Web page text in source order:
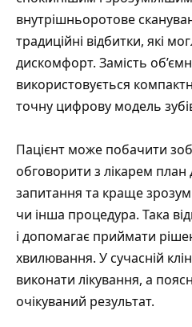
внутрішньоротове
традиційні відбитки, які
дискомфорт. Замість
використовується
точну цифрову модель
Пацієнт може побачити
обговорити з лікарем план
запитання та краще
чи інша процедура. Така
і допомагає приймати
хвилювання. У сучасній
виконати лікування, а
очікуваний результат.